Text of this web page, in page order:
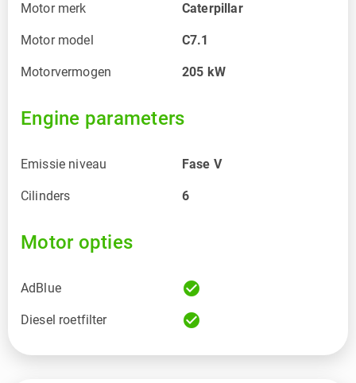
Motor merk Caterpillar
Motor model C7.1
Motorvermogen 205 kW
Engine parameters
Emissie niveau Fase V
Cilinders 6
Motor opties
AdBlue check_circle
Diesel roetfilter check_circle